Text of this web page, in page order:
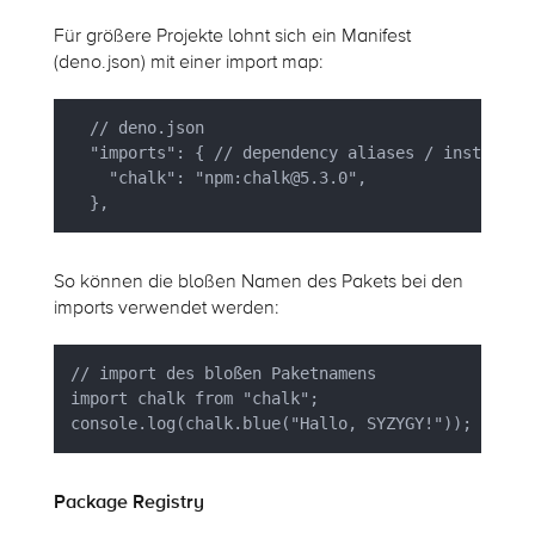
Für größere Projekte lohnt sich ein Manifest
(deno.json) mit einer import map:
  // deno.json
    "chalk": "npm:chalk@5.3.0",
So können die bloßen Namen des Pakets bei den
imports verwendet werden:
// import des bloßen Paketnamens
import chalk from "chalk";
console.log(chalk.blue("Hallo, SYZYGY!")); //
Package Registry